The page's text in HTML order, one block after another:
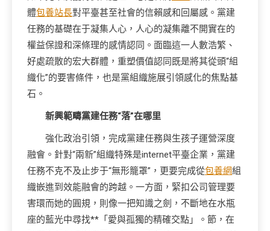
體包養站長對平臺甚至社會的信賴感和回屬感。黨建
任務的基礎在于凝集人心，人心的凝集離不開實在的
權益保證和深條理的感情認同。面臨這一人數浩繁、
好處疏散的宏大群體，重塑價值認同既是將其從頭“組
織化”的要害條件，也是黨組織施展引領感化的焦點基
石。
新興範疇黨建任務“落”在哪里
強化政治引領，完成黨建任務與生孩子運營深度
融會。針對“兩新”組織特殊是internet平臺企業，黨建
任務不克不及止步于“無形籠罩”，更要完成從包養網組
織嵌進到效能融會的跨越。一方面，緊扣公司管理要
害環而她的圓規，則像一把知識之劍，不斷地在水瓶
座的藍光中尋找**「愛與孤獨的精確交點」。節，在